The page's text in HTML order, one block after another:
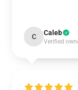
C Caleb
Verified